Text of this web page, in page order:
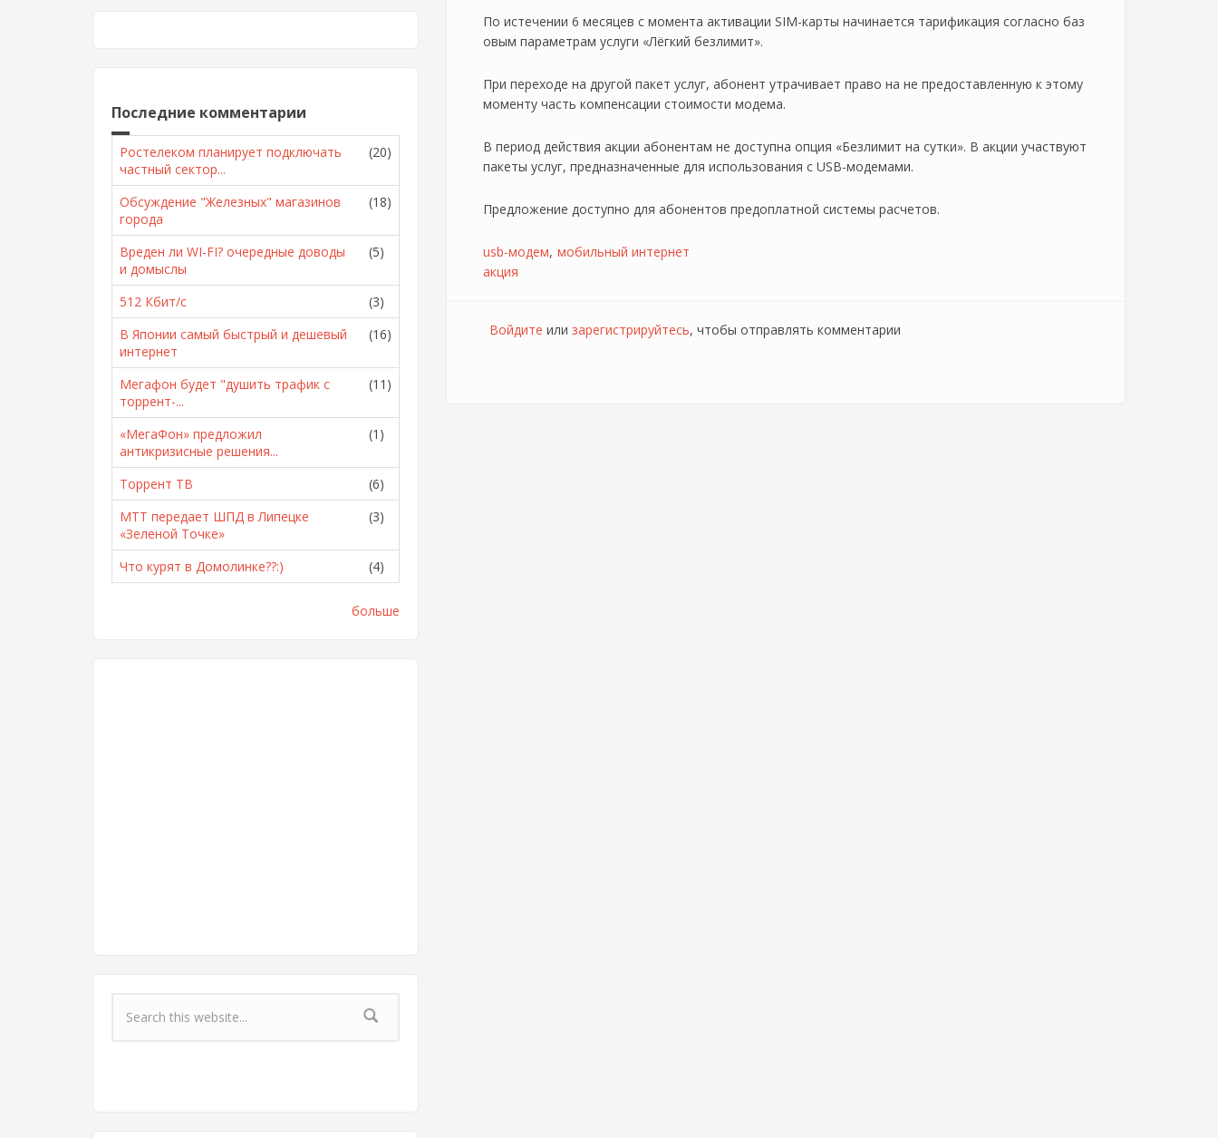
Последние комментарии
Ростелеком планирует подключать
частный сектор...
(20)
Обсуждение "Железных" магазинов
города
(18)
Вреден ли WI-FI? очередные доводы
и домыслы
(5)
512 Кбит/с
(3)
В Японии самый быстрый и дешевый
интернет
(16)
Мегафон будет "душить трафик с
торрент-...
(11)
«МегаФон» предложил
антикризисные решения...
(1)
Торрент ТВ
(6)
МТТ передает ШПД в Липецке
«Зеленой Точке»
(3)
Что курят в Домолинке??:) (4)
больше
Форма поиска
По истечении 6 месяцев с момента активации SIM-карты начинается тарификация согласно баз
овым параметрам услуги «Лёгкий безлимит».
При переходе на другой пакет услуг, абонент утрачивает право на не предоставленную к этому
моменту часть компенсации стоимости модема.
В период действия акции абонентам не доступна опция «Безлимит на сутки». В акции участвуют
пакеты услуг, предназначенные для использования с USB-модемами.
Предложение доступно для абонентов предоплатной системы расчетов.
usb-модем мобильный интернет
акция
Войдите или зарегистрируйтесь, чтобы отправлять комментарии